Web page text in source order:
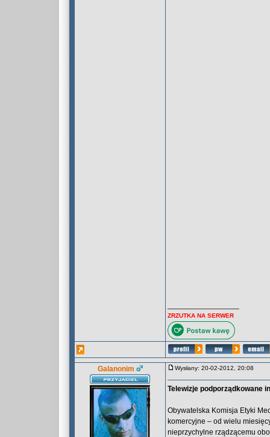
ZRZUTKA NA SERWER
Galanonim Wysłany: 20-02-2012, 20:08
Telewizje podporządkowane
Obywatelska Komisja Etyki
komercyjne – od wielu
nieprzychylne rządzącemu